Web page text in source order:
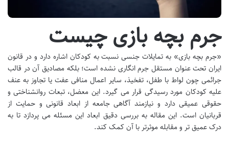
جرم بچه بازی چیست
«جرم بچه بازی» به تمایلات جنسی نسبت به کودکان اشاره دارد و در قانون
ایران تحت عنوان مستقل جرم انگاری نشده است؛ بلکه مصادیق آن در قالب
جرائمی چون لواط با طفل، تفخیذ، سایر اعمال منافی عفت یا تجاوز به عنف
علیه کودکان مورد رسیدگی قرار می گیرد. این معضل، تبعات روانشناختی و
حقوقی عمیقی دارد و نیازمند آگاهی جامعه از ابعاد قانونی و حمایت از
قربانیان است. این مقاله به بررسی دقیق ابعاد این مسئله می پردازد تا به
درک عمیق تر و مقابله موثرتر با آن کمک کند.